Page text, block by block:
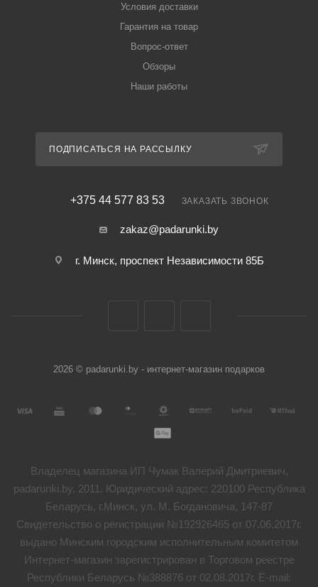
Условия доставки
Гарантия на товар
Вопрос-ответ
Обзоры
Наши работы
ПОДПИСАТЬСЯ НА РАССЫЛКУ
+375 44 577 83 53 ЗАКАЗАТЬ ЗВОНОК
zakaz@padarunki.by
г. Минск, проспект Независимости 85Б
2026 © padarunki.by - интернет-магазин подарков
Владелец магазина ИП Чумак Валерий Дмитриевич,
padarunki.by, 2011. Юридический адрес: 220100 Республика
Беларусь, г.Минск, ул. М. Богдановича, 147-87
Свидетельство о регистрации №192926465 от 07.06.2017г.
выдано Минским городским исполнительным комитетом
Интернет-магазин зарегистрирован в Торговом реестре
Республики Беларусь №388876 от 02.08.2017г. E-mail: